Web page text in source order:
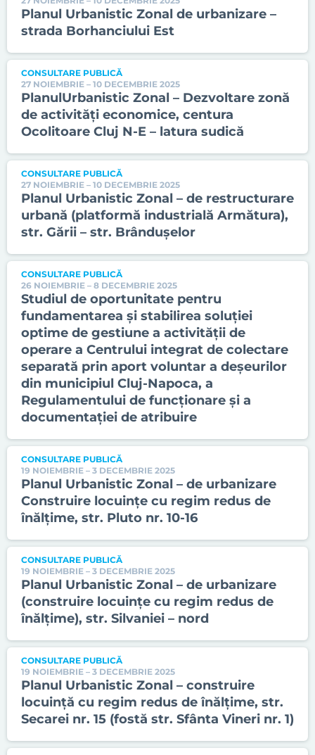
Planul Urbanistic Zonal de urbanizare –
strada Borhanciului Est
CONSULTARE PUBLICĂ
27 NOIEMBRIE – 10 DECEMBRIE 2025
PlanulUrbanistic Zonal – Dezvoltare zonă
de activități economice, centura
Ocolitoare Cluj N-E – latura sudică
CONSULTARE PUBLICĂ
27 NOIEMBRIE – 10 DECEMBRIE 2025
Planul Urbanistic Zonal – de restructurare
urbană (platformă industrială Armătura),
str. Gării – str. Brândușelor
CONSULTARE PUBLICĂ
26 NOIEMBRIE – 8 DECEMBRIE 2025
Studiul de oportunitate pentru
fundamentarea și stabilirea soluției
optime de gestiune a activității de
operare a Centrului integrat de colectare
separată prin aport voluntar a deșeurilor
din municipiul Cluj-Napoca, a
Regulamentului de funcționare și a
documentației de atribuire
CONSULTARE PUBLICĂ
19 NOIEMBRIE – 3 DECEMBRIE 2025
Planul Urbanistic Zonal – de urbanizare
Construire locuințe cu regim redus de
înălțime, str. Pluto nr. 10-16
CONSULTARE PUBLICĂ
19 NOIEMBRIE – 3 DECEMBRIE 2025
Planul Urbanistic Zonal – de urbanizare
(construire locuințe cu regim redus de
înălțime), str. Silvaniei – nord
CONSULTARE PUBLICĂ
19 NOIEMBRIE – 3 DECEMBRIE 2025
Planul Urbanistic Zonal – construire
locuință cu regim redus de înălțime, str.
Secarei nr. 15 (fostă str. Sfânta Vineri nr. 1)